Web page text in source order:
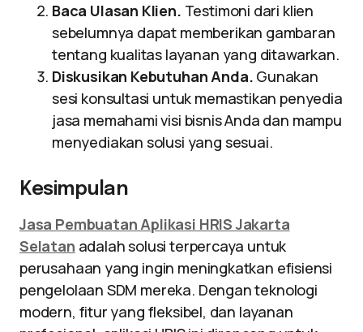
Baca Ulasan Klien. Testimoni dari klien
sebelumnya dapat memberikan gambaran
tentang kualitas layanan yang ditawarkan.
Diskusikan Kebutuhan Anda. Gunakan
sesi konsultasi untuk memastikan penyedia
jasa memahami visi bisnis Anda dan mampu
menyediakan solusi yang sesuai.
Kesimpulan
Jasa Pembuatan Aplikasi HRIS Jakarta
Selatan adalah solusi terpercaya untuk
perusahaan yang ingin meningkatkan efisiensi
pengelolaan SDM mereka. Dengan teknologi
modern, fitur yang fleksibel, dan layanan